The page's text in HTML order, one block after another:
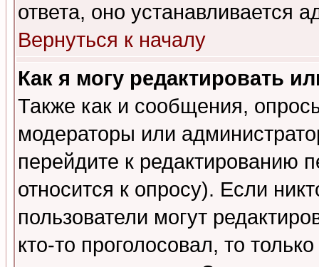
ответа, оно устанавливается
Вернуться к началу
Как я могу редактировать
Также как и сообщения,
модераторы или
перейдите к редактированию
относится к опросу). Если
пользователи могут
кто-то проголосовал, то